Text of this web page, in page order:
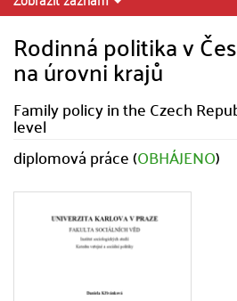
Rodinná politika v
na úrovni krajů
Family policy in the Czech
level
diplomová práce (OBHÁJENO)